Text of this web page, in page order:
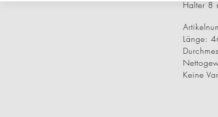
Halter 8
Länge:
Keine